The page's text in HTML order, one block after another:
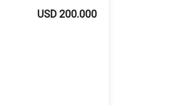
USD 200.000